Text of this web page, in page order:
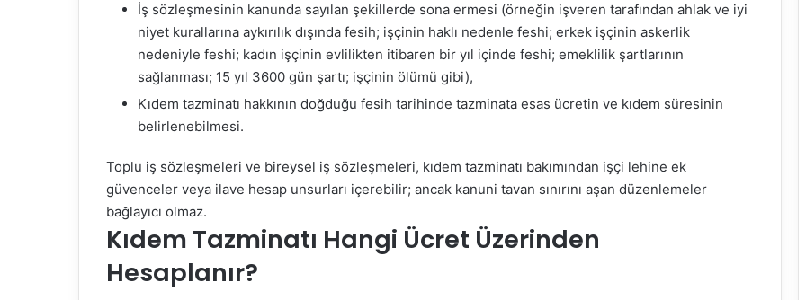
İş sözleşmesinin kanunda sayılan şekillerde sona ermesi (örneğin işveren tarafından ahlak ve iyi
niyet kurallarına aykırılık dışında fesih; işçinin haklı nedenle feshi; erkek işçinin askerlik
nedeniyle feshi; kadın işçinin evlilikten itibaren bir yıl içinde feshi; emeklilik şartlarının
sağlanması; 15 yıl 3600 gün şartı; işçinin ölümü gibi),
Kıdem tazminatı hakkının doğduğu fesih tarihinde tazminata esas ücretin ve kıdem süresinin
belirlenebilmesi.
Toplu iş sözleşmeleri ve bireysel iş sözleşmeleri, kıdem tazminatı bakımından işçi lehine ek
güvenceler veya ilave hesap unsurları içerebilir; ancak kanuni tavan sınırını aşan düzenlemeler
bağlayıcı olmaz.
Kıdem Tazminatı Hangi Ücret Üzerinden
Hesaplanır?